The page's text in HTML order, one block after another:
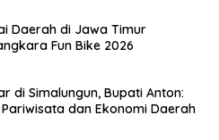
Daerah di Jawa Timur
Fun Bike 2026
di Simalungun, Bupati Anton:
dan Ekonomi Daerah